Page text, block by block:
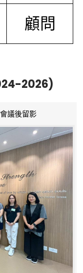
顧問
2026)
議後留影